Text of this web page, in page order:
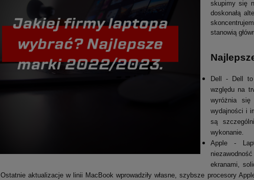
skupimy się
doskonałą
stanowią
Dell - Dell to
względu na
wyróżnia
wydajności i
są
wykonanie.
Apple -
ekranami,
Ostatnie aktualizacje w linii MacBook wprowadziły własne, szybsze procesory